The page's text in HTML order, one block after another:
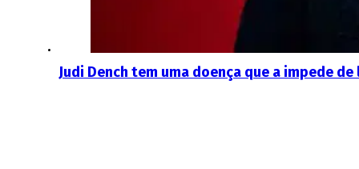
Judi Dench tem uma doença que a impede de